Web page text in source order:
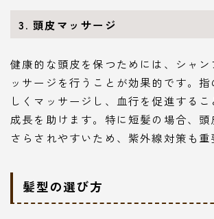
3. 頭皮マッサージ
健康的な頭皮を保つためには、シャン
ッサージを行うことが効果的です。
しくマッサージし、血行を促進する
成長を助けます。特に短髪の場合、頭
さらされやすいため、紫外線対策も重
髪型の選び方